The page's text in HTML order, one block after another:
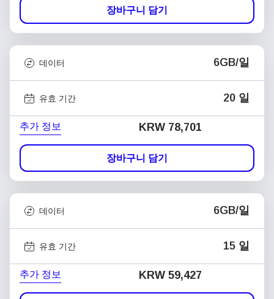
장바구니 담기
데이터 6GB/일
유효 기간 20 일
추가 정보 KRW 78,701
장바구니 담기
데이터 6GB/일
유효 기간 15 일
추가 정보 KRW 59,427